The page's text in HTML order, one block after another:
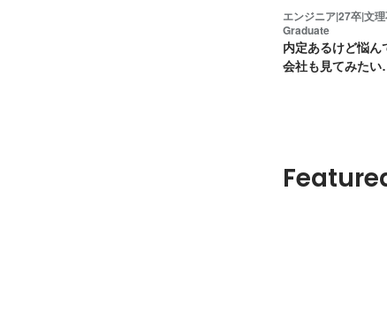
エンジニア|27卒|文
Graduate
内定あるけど悩
会社も見てみた